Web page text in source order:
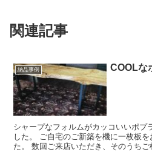
関連記事
納品事例 COOLな
シャープなフォルムがカッコいいポ
した。 ご自宅のご新築を機に一枚板をお探しでご来店いただきまし
た。 数回ご来店いただき、そのうちご検討の板が売れてしまったり